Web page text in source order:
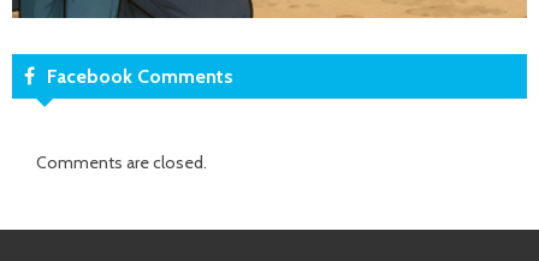
Facebook Comments
Comments are closed.